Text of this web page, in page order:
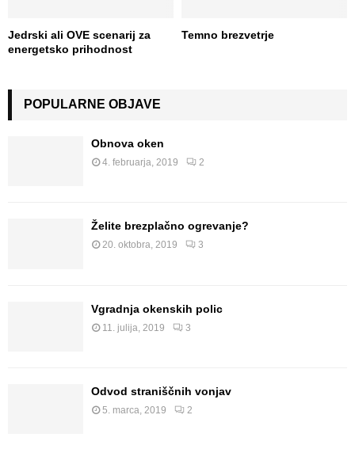
Jedrski ali OVE scenarij za
energetsko prihodnost
Temno brezvetrje
POPULARNE OBJAVE
Obnova oken
4. februarja, 2019 2
Želite brezplačno ogrevanje?
20. oktobra, 2019 3
Vgradnja okenskih polic
11. julija, 2019 3
Odvod straniščnih vonjav
5. marca, 2019 2